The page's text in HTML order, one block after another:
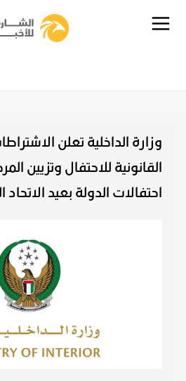
وزارة الداخلية تعلن
القانونية للاحتفال وتزيين
احتفالات الدولة بعيد الاتحاد الـ